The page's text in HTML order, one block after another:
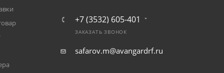
+7 (3532) 605-401
ЗАКАЗАТЬ ЗВОНОК
safarov.m@avangardrf.ru